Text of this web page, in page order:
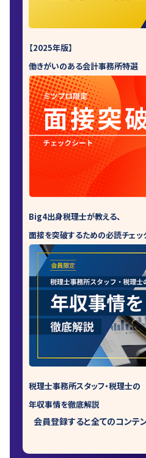
【2025年版】
働きがいのある会計事務所特選
Big4出身税理士が教える、
面接を突破するための必読チェッ
税理士事務所スタッフ・税理士の
年収事情を徹底解説
会員登録すると全てのコンテ